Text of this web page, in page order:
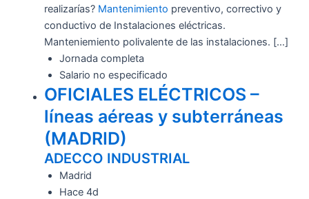
realizarías? Mantenimiento preventivo, correctivo y
conductivo de Instalaciones eléctricas.
Manteniemiento polivalente de las instalaciones. […]
Jornada completa
Salario no especificado
OFICIALES ELÉCTRICOS –
líneas aéreas y subterráneas
(MADRID)
ADECCO INDUSTRIAL
Madrid
Hace 4d